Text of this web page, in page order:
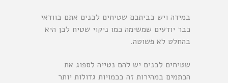
במידה ויש בביתכם שטיחים לבנים אתם בוודאי
כבר יודעים שמשימה כמו ניקוי שטיח לבן היא
בהחלט לא פשוטה.
שטיחים לבנים יש להם נטייה לספוג את
הכתמים במהירות זה בכמויות גדולות יותר